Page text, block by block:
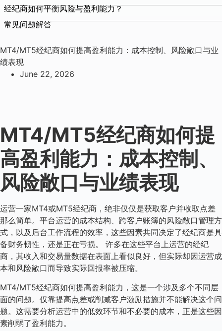
经纪商如何平衡风险与盈利能力？
常见问题解答
MT4/MT5经纪商如何提高盈利能力：成本控制、风险敞口与业
绩表现
June 22, 2026
MT4/MT5经纪商如何提
高盈利能力：成本控制、
风险敞口与业绩表现
运营一家MT4或MT5经纪商，绝非仅仅是获取客户并收取点差
那么简单。平台运营的成本结构、跨客户账簿的风险敞口管理方
式，以及后台工作流程的效率，这些因素共同决定了经纪商是具
备财务韧性，还是正在亏损。 许多在这些平台上运营的经纪
商，其收入和交易量数据在表面上看似良好，但实际却因运营成
本和风险敞口而导致实际回报率被压缩。
MT4/MT5经纪商如何提高盈利能力，这是一个涉及多个不同层
面的问题。仅靠提高点差或削减客户激励措施并不能解决这个问
题。这需要分析运营中的低效环节和不必要的成本，正是这些因
素削弱了盈利能力。